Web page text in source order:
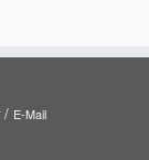
/ E-Mail